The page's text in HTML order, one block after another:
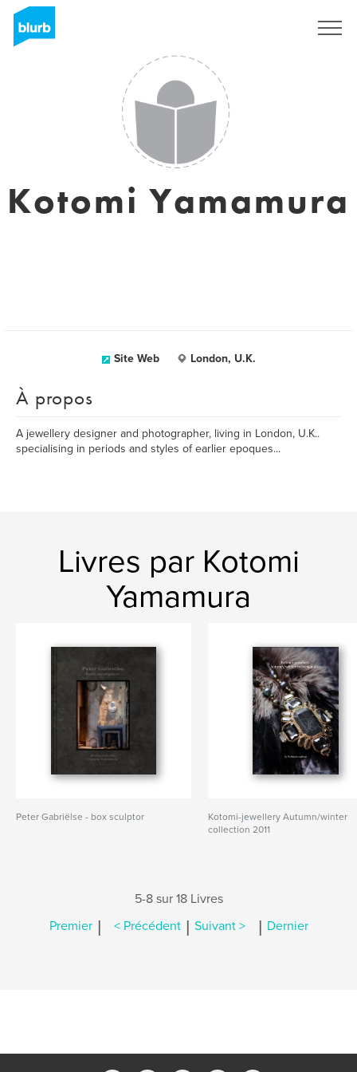
Kotomi Yamamura
Site Web London, U.K.
À propos
A jewellery designer and photographer, living in London, U.K..
specialising in periods and styles of earlier epoques...
Livres par Kotomi
Yamamura
Peter Gabriëlse - box sculptor
Kotomi-jewellery Autumn/winter
collection 2011
5-8 sur 18 Livres
Premier | < Précédent | Suivant > | Dernier